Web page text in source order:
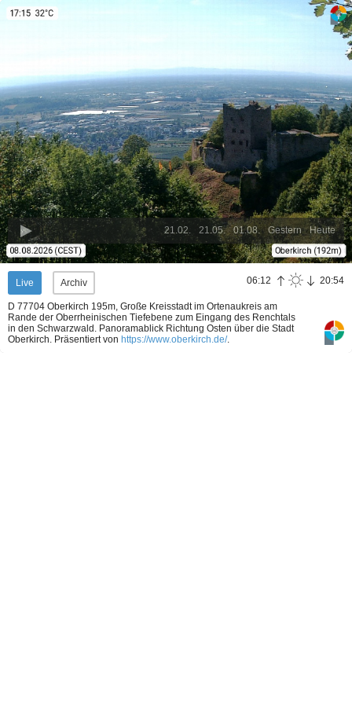
Heute
Gestern
01.08.
21.05.
21.02.
Live Archiv 06:12 20:54
D 77704 Oberkirch 195m, Große Kreisstadt im Ortenaukreis am
Rande der Oberrheinischen Tiefebene zum Eingang des Renchtals
in den Schwarzwald. Panoramablick Richtung Osten über die Stadt
Oberkirch. Präsentiert von https://www.oberkirch.de/.